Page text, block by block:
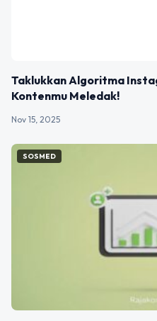
Taklukkan Algoritma
Kontenmu Meledak!
Nov 15, 2025
SOSMED